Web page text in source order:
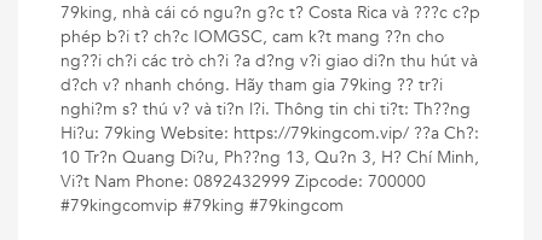
79king, nhà cái có ngu?n g?c t? Costa Rica và ???c c?p
phép b?i t? ch?c IOMGSC, cam k?t mang ??n cho
ng??i ch?i các trò ch?i ?a d?ng v?i giao di?n thu hút và
d?ch v? nhanh chóng. Hãy tham gia 79king ?? tr?i
nghi?m s? thú v? và ti?n l?i. Thông tin chi ti?t: Th??ng
Hi?u: 79king Website: https://79kingcom.vip/ ??a Ch?:
10 Tr?n Quang Di?u, Ph??ng 13, Qu?n 3, H? Chí Minh,
Vi?t Nam Phone: 0892432999 Zipcode: 700000
#79kingcomvip #79king #79kingcom